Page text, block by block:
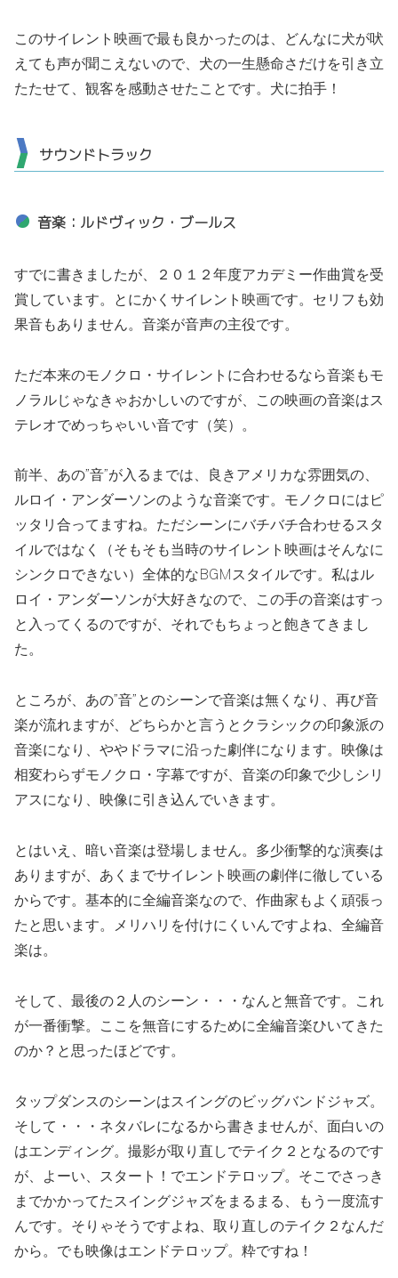
このサイレント映画で最も良かったのは、どんなに犬が吠
えても声が聞こえないので、犬の一生懸命さだけを引き立
たたせて、観客を感動させたことです。犬に拍手！
サウンドトラック
音楽：ルドヴィック・ブールス
すでに書きましたが、２０１２年度アカデミー作曲賞を受
賞しています。とにかくサイレント映画です。セリフも効
果音もありません。音楽が音声の主役です。
ただ本来のモノクロ・サイレントに合わせるなら音楽もモ
ノラルじゃなきゃおかしいのですが、この映画の音楽はス
テレオでめっちゃいい音です（笑）。
前半、あの”音”が入るまでは、良きアメリカな雰囲気の、
ルロイ・アンダーソンのような音楽です。モノクロにはピ
ッタリ合ってますね。ただシーンにバチバチ合わせるスタ
イルではなく（そもそも当時のサイレント映画はそんなに
シンクロできない）全体的なBGMスタイルです。私はル
ロイ・アンダーソンが大好きなので、この手の音楽はすっ
と入ってくるのですが、それでもちょっと飽きてきまし
た。
ところが、あの”音”とのシーンで音楽は無くなり、再び音
楽が流れますが、どちらかと言うとクラシックの印象派の
音楽になり、ややドラマに沿った劇伴になります。映像は
相変わらずモノクロ・字幕ですが、音楽の印象で少しシリ
アスになり、映像に引き込んでいきます。
とはいえ、暗い音楽は登場しません。多少衝撃的な演奏は
ありますが、あくまでサイレント映画の劇伴に徹している
からです。基本的に全編音楽なので、作曲家もよく頑張っ
たと思います。メリハリを付けにくいんですよね、全編音
楽は。
そして、最後の２人のシーン・・・なんと無音です。これ
が一番衝撃。ここを無音にするために全編音楽ひいてきた
のか？と思ったほどです。
タップダンスのシーンはスイングのビッグバンドジャズ。
そして・・・ネタバレになるから書きませんが、面白いの
はエンディング。撮影が取り直しでテイク２となるのです
が、よーい、スタート！でエンドテロップ。そこでさっき
までかかってたスイングジャズをまるまる、もう一度流す
んです。そりゃそうですよね、取り直しのテイク２なんだ
から。でも映像はエンドテロップ。粋ですね！